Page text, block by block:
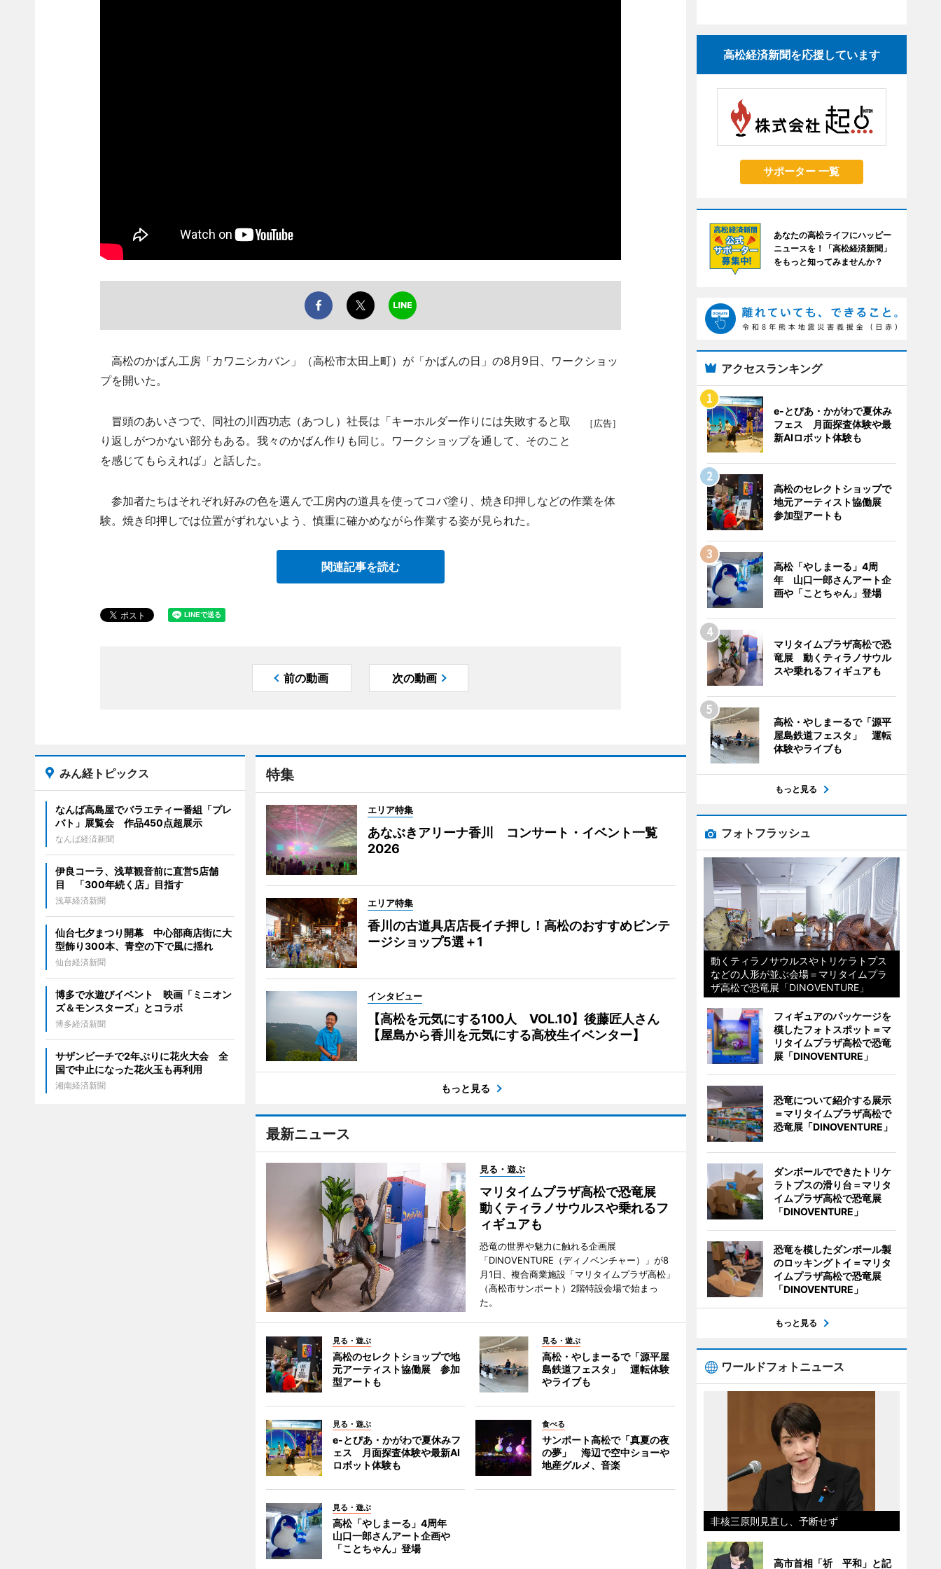
高松のかばん工房「カワニシカバン」（高松市太田上町）が「かばんの日」の8月9日、ワークショッ
プを開いた。
［広告］
冒頭のあいさつで、同社の川西功志（あつし）社長は「キーホルダー作りには失敗すると取
り返しがつかない部分もある。我々のかばん作りも同じ。ワークショップを通して、そのこと
を感じてもらえれば」と話した。
参加者たちはそれぞれ好みの色を選んで工房内の道具を使ってコバ塗り、焼き印押しなどの作業を体
験。焼き印押しでは位置がずれないよう、慎重に確かめながら作業する姿が見られた。
関連記事を読む
前の動画 次の動画
特集
エリア特集
あなぶきアリーナ香川 コンサート・イベント一覧
2026
エリア特集
香川の古道具店店長イチ押し！高松のおすすめビンテ
ージショップ5選＋1
インタビュー
【高松を元気にする100人 VOL.10】後藤匠人さん
【屋島から香川を元気にする高校生イベンター】
もっと見る
最新ニュース
見る・遊ぶ
マリタイムプラザ高松で恐竜展
動くティラノサウルスや乗れるフ
ィギュアも
恐竜の世界や魅力に触れる企画展
「DINOVENTURE（ディノベンチャー）」が8
月1日、複合商業施設「マリタイムプラザ高松」
（高松市サンポート）2階特設会場で始まっ
た。
見る・遊ぶ
高松のセレクトショップで地
元アーティスト協働展 参加
型アートも
見る・遊ぶ
高松・やしまーるで「源平屋
島鉄道フェスタ」 運転体験
やライブも
見る・遊ぶ
e-とぴあ・かがわで夏休みフ
ェス 月面探査体験や最新AI
ロボット体験も
食べる
サンポート高松で「真夏の夜
の夢」 海辺で空中ショーや
地産グルメ、音楽
見る・遊ぶ
高松「やしまーる」4周年
山口一郎さんアート企画や
「ことちゃん」登場
みん経トピックス
なんば高島屋でバラエティー番組「プレ
バト」展覧会 作品450点超展示
なんば経済新聞
伊良コーラ、浅草観音前に直営5店舗
目 「300年続く店」目指す
浅草経済新聞
仙台七夕まつり開幕 中心部商店街に大
型飾り300本、青空の下で風に揺れ
仙台経済新聞
博多で水遊びイベント 映画「ミニオン
ズ＆モンスターズ」とコラボ
博多経済新聞
サザンビーチで2年ぶりに花火大会 全
国で中止になった花火玉も再利用
湘南経済新聞
高松経済新聞を応援しています
サポーター 一覧
あなたの高松ライフにハッピー
ニュースを！「高松経済新聞」
をもっと知ってみませんか？
アクセスランキング
e-とぴあ・かがわで夏休み
フェス 月面探査体験や最
新AIロボット体験も
高松のセレクトショップで
地元アーティスト協働展
参加型アートも
高松「やしまーる」4周
年 山口一郎さんアート企
画や「ことちゃん」登場
マリタイムプラザ高松で恐
竜展 動くティラノサウル
スや乗れるフィギュアも
高松・やしまーるで「源平
屋島鉄道フェスタ」 運転
体験やライブも
もっと見る
フォトフラッシュ
動くティラノサウルスやトリケラトプス
などの人形が並ぶ会場＝マリタイムプラ
ザ高松で恐竜展「DINOVENTURE」
フィギュアのパッケージを
模したフォトスポット＝マ
リタイムプラザ高松で恐竜
展「DINOVENTURE」
恐竜について紹介する展示
＝マリタイムプラザ高松で
恐竜展「DINOVENTURE」
ダンボールでできたトリケ
ラトプスの滑り台＝マリタ
イムプラザ高松で恐竜展
「DINOVENTURE」
恐竜を模したダンボール製
のロッキングトイ＝マリタ
イムプラザ高松で恐竜展
「DINOVENTURE」
もっと見る
ワールドフォトニュース
非核三原則見直し、予断せず
高市首相「祈 平和」と記